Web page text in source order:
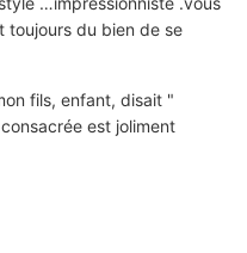
toujours du bien de se
fils, enfant, disait "
est joliment